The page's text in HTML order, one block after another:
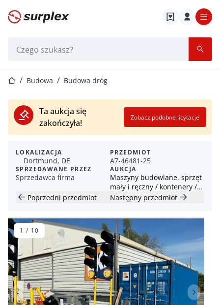
Strona główna
Strona główna
Budowa Budowa dróg
Ta aukcja się
zakończyła!
Zobacz podobne licytacje
LOKALIZACJA
Dortmund, DE
SPRZEDAWANE PRZEZ
Sprzedawca firma
PRZEDMIOT
A7-46481-25
AUKCJA
Maszyny budowlane, sprzęt
mały i ręczny / kontenery /
przyczepy budowlane (HKL)
Poprzedni przedmiot Następny przedmiot
Poprzednia pozycja
1 / 10